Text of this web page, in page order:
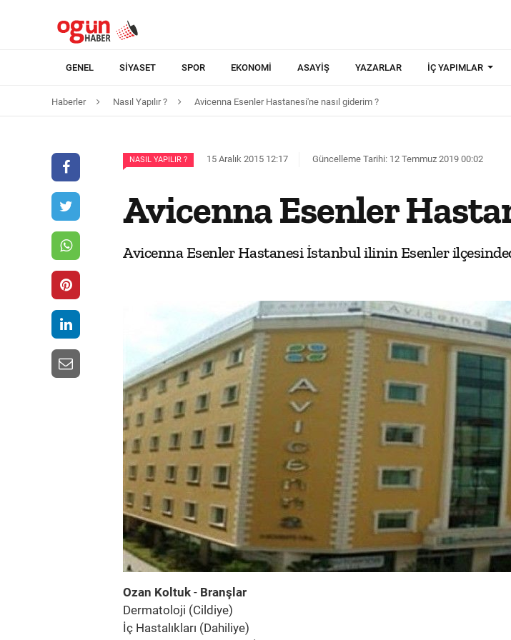
GENEL SIYASET SPOR EKONOMI ASAYIŞ YAZARLAR İÇ YAPIMLAR
Haberler Nasıl Yapılır ? Avicenna Esenler Hastanesi'ne nasıl giderim ?
NASIL YAPILIR ? 15 Aralık 2015 12:17 Güncelleme Tarihi: 12 Temmuz 2019 00:02
Avicenna Esenler
Avicenna Esenler Hastanesi İstanbul ilinin Esenler
Ozan Koltuk - Branşlar
Dermatoloji (Cildiye)
İç Hastalıkları (Dahiliye)